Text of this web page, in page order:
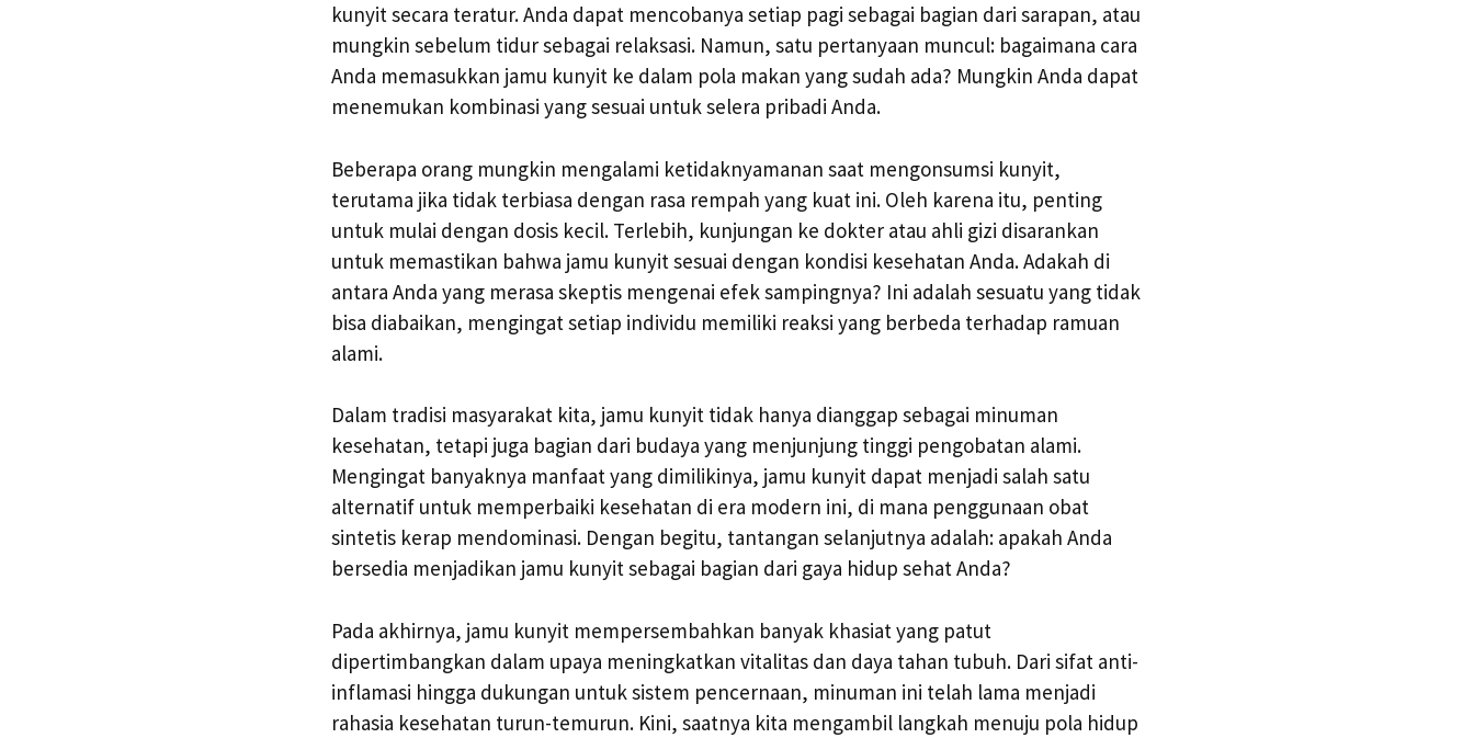
kunyit secara teratur. Anda dapat mencobanya setiap pagi sebagai bagian dari sarapan, atau
mungkin sebelum tidur sebagai relaksasi. Namun, satu pertanyaan muncul: bagaimana cara
Anda memasukkan jamu kunyit ke dalam pola makan yang sudah ada? Mungkin Anda dapat
menemukan kombinasi yang sesuai untuk selera pribadi Anda.
Beberapa orang mungkin mengalami ketidaknyamanan saat mengonsumsi kunyit,
terutama jika tidak terbiasa dengan rasa rempah yang kuat ini. Oleh karena itu, penting
untuk mulai dengan dosis kecil. Terlebih, kunjungan ke dokter atau ahli gizi disarankan
untuk memastikan bahwa jamu kunyit sesuai dengan kondisi kesehatan Anda. Adakah di
antara Anda yang merasa skeptis mengenai efek sampingnya? Ini adalah sesuatu yang tidak
bisa diabaikan, mengingat setiap individu memiliki reaksi yang berbeda terhadap ramuan
alami.
Dalam tradisi masyarakat kita, jamu kunyit tidak hanya dianggap sebagai minuman
kesehatan, tetapi juga bagian dari budaya yang menjunjung tinggi pengobatan alami.
Mengingat banyaknya manfaat yang dimilikinya, jamu kunyit dapat menjadi salah satu
alternatif untuk memperbaiki kesehatan di era modern ini, di mana penggunaan obat
sintetis kerap mendominasi. Dengan begitu, tantangan selanjutnya adalah: apakah Anda
bersedia menjadikan jamu kunyit sebagai bagian dari gaya hidup sehat Anda?
Pada akhirnya, jamu kunyit mempersembahkan banyak khasiat yang patut
dipertimbangkan dalam upaya meningkatkan vitalitas dan daya tahan tubuh. Dari sifat anti-
inflamasi hingga dukungan untuk sistem pencernaan, minuman ini telah lama menjadi
rahasia kesehatan turun-temurun. Kini, saatnya kita mengambil langkah menuju pola hidup